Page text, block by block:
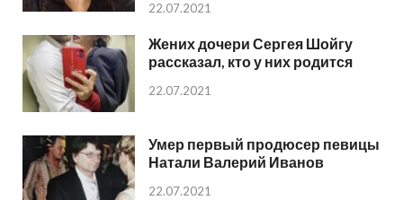
22.07.2021
Жених дочери Сергея Шойгу
рассказал, кто у них родится
22.07.2021
Умер первый продюсер певицы
Натали Валерий Иванов
22.07.2021